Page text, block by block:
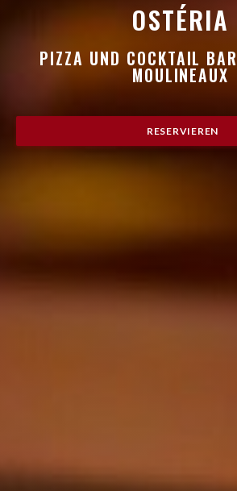
OSTÉRIA
OSTÉRIA
PIZZA UND COCKTAIL BAR
MOULINEAUX
RESERVIEREN